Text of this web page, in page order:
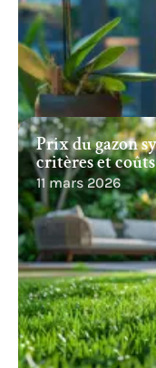
Prix du gazon
critères et
11 mars 2026